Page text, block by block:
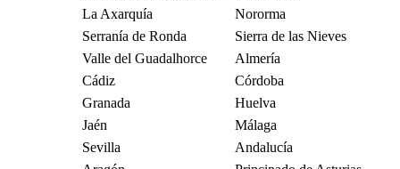
La Axarquía
Nororma
Serranía de Ronda
Sierra de las Nieves
Valle del Guadalhorce
Almería
Cádiz
Córdoba
Granada
Huelva
Jaén
Málaga
Sevilla
Andalucía